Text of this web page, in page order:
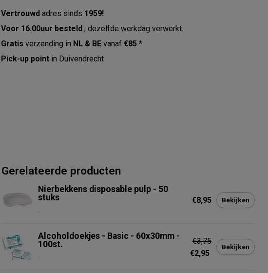
Vertrouwd adres sinds 1959!
Voor 16.00uur besteld, dezelfde werkdag verwerkt.
Gratis verzending in NL & BE vanaf€85 *
Pick-up point in Duivendrecht
Gerelateerde producten
Nierbekkens disposable pulp - 50
stuks
.
€8,95 Bekijken
Alcoholdoekjes - Basic - 60x30mm -
100st.
.
€3,75
€2,95
Bekijken